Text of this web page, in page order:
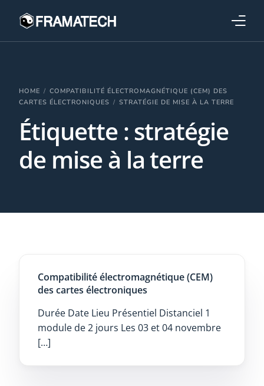
HOME
COMPATIBILITÉ ÉLECTROMAGNÉTIQUE (CEM) DES
CARTES ÉLECTRONIQUES
STRATÉGIE DE MISE À LA TERRE
Étiquette : stratégie
de mise à la terre
Compatibilité électromagnétique (CEM)
des cartes électroniques
Durée Date Lieu Présentiel Distanciel 1
module de 2 jours Les 03 et 04 novembre
[…]
Formations
Performance électronique
Stratégies industrielles